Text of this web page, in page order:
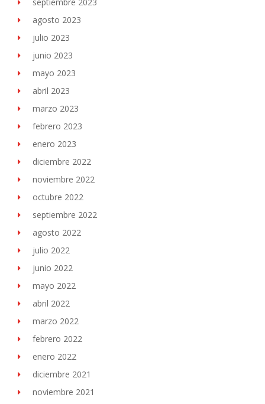
agosto 2023
julio 2023
junio 2023
mayo 2023
abril 2023
marzo 2023
febrero 2023
enero 2023
diciembre 2022
noviembre 2022
octubre 2022
septiembre 2022
agosto 2022
julio 2022
junio 2022
mayo 2022
abril 2022
marzo 2022
febrero 2022
enero 2022
diciembre 2021
noviembre 2021